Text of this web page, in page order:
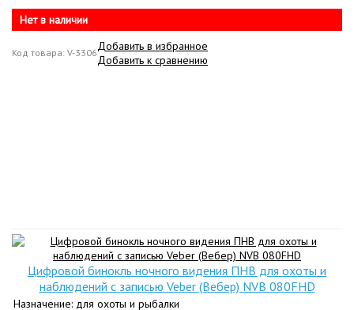
Нет в наличии
Код товара: V-3306Добавить в избранное
Добавить к сравнению
Цифровой бинокль ночного видения ПНВ для охоты и
наблюдений с записью Veber (Вебер) NVB 080FHD
Назначение: для охоты и рыбалки